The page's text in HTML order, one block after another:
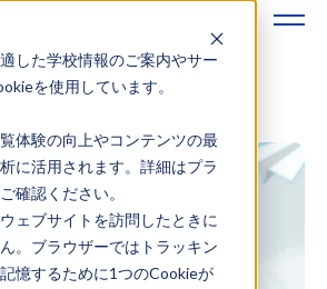
した学校情報のご案内やサー
を使用しています。
体験の向上やコンテンツの最
に活用されます。詳細はプラ
確認ください。
ェブサイトを訪問したときに
。ブラウザーではトラッキン
憶するために1つのCookieが
のすすめかた
とは